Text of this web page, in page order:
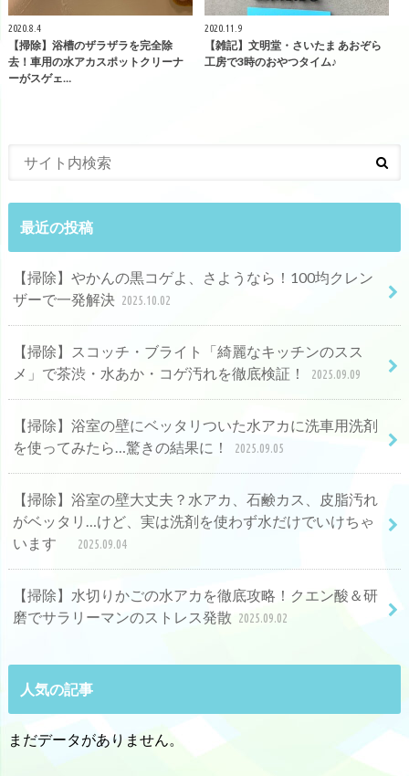
2020.8.4
【掃除】浴槽のザラザラを完全除
去！車用の水アカスポットクリーナ
ーがスゲェ…
2020.11.9
【雑記】文明堂・さいたま あおぞら
工房で3時のおやつタイム♪
最近の投稿
【掃除】やかんの黒コゲよ、さようなら！100均クレン
ザーで一発解決 2025.10.02
【掃除】スコッチ・ブライト「綺麗なキッチンのスス
メ」で茶渋・水あか・コゲ汚れを徹底検証！
2025.09.09
【掃除】浴室の壁にベッタリついた水アカに洗車用洗剤
を使ってみたら…驚きの結果に！
2025.09.05
【掃除】浴室の壁大丈夫？水アカ、石鹸カス、皮脂汚れ
がベッタリ…けど、実は洗剤を使わず水だけでいけちゃ
います
2025.09.04
【掃除】水切りかごの水アカを徹底攻略！クエン酸＆研
磨でサラリーマンのストレス発散 2025.09.02
人気の記事
まだデータがありません。